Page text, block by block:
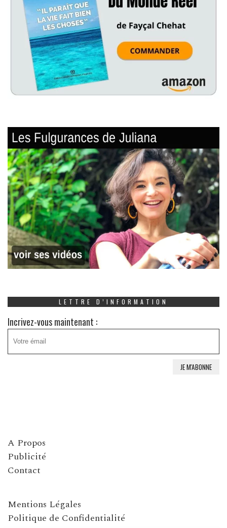
LETTRE D’INFORMATION
Incrivez-vous maintenant :
A Propos
Publicité
Contact
Mentions Légales
Politique de Confidentialité